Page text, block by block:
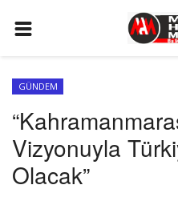
GÜNDEM
SİYASET
EKONOMİ
EĞİTİM
GÜNDEM
Vizyonuyla
Olacak”